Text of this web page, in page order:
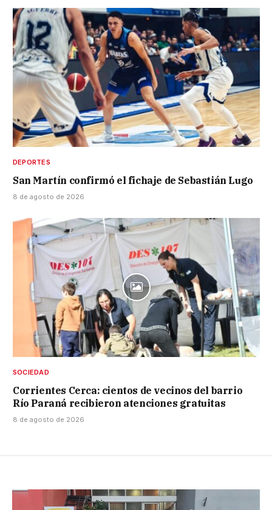
DEPORTES
San Martín confirmó el fichaje de Sebastián Lugo
8 de agosto de 2026
SOCIEDAD
Corrientes Cerca: cientos de vecinos del barrio
Río Paraná recibieron atenciones gratuitas
8 de agosto de 2026